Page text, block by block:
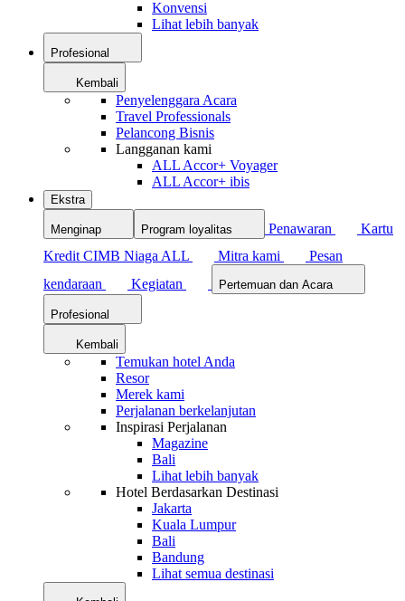
Konvensi
Lihat lebih banyak
Profesional
Kembali
Penyelenggara Acara
Travel Professionals
Pelancong Bisnis
Langganan kami
ALL Accor+ Voyager
ALL Accor+ ibis
Ekstra
Menginap Program loyalitas Penawaran
Kartu
Kredit CIMB Niaga ALL
Mitra kami
Pesan
kendaraan
Kegiatan Pertemuan dan Acara
Profesional
Kembali
Temukan hotel Anda
Resor
Merek kami
Perjalanan berkelanjutan
Inspirasi Perjalanan
Magazine
Bali
Lihat lebih banyak
Hotel Berdasarkan Destinasi
Jakarta
Kuala Lumpur
Bali
Bandung
Lihat semua destinasi